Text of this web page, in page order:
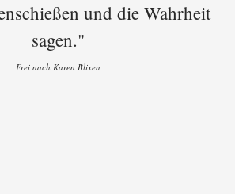
und die Wahrheit
sagen."
Frei nach Karen Blixen